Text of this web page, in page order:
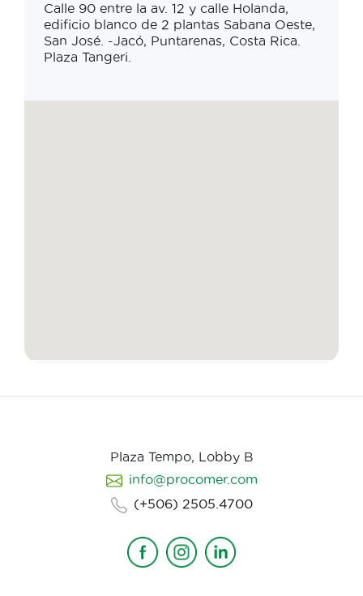
Calle 90 entre la av. 12 y calle Holanda,
edificio blanco de 2 plantas Sabana Oeste,
San José. -Jacó, Puntarenas, Costa Rica.
Plaza Tangeri.
Plaza Tempo, Lobby B
info@procomer.com
(+506) 2505.4700